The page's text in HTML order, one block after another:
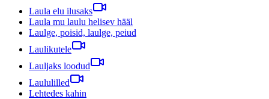
Laula elu ilusaks
Laula mu laulu helisev hääl
Laulge, poisid, laulge, peiud
Laulikutele
Lauljaks loodud
Laululilled
Lehtedes kahin